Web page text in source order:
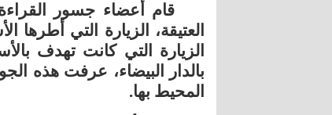
قام أعضاء جسور القراءة
العتيقة، الزيارة التي أطرها
الزيارة التي كانت تهدف
بالدار البيضاء، عرفت هذه
المحيط بها.